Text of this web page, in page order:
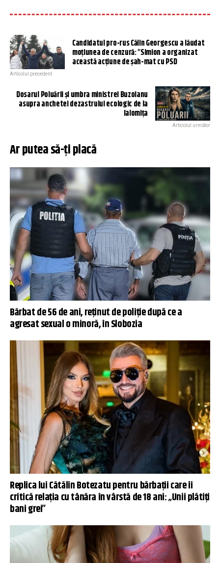
Candidatul pro-rus Călin Georgescu a lăudat
moțiunea de cenzură: ”Simion a organizat
această acțiune de șah-mat cu PSD
Articolul precedent
Dosarul Poluării și umbra ministrei Buzoianu
asupra anchetei dezastrului ecologic de la
Ialomița
Articolul următor
Ar putea să-ți placă
Bărbat de 56 de ani, reținut de poliție după ce a
agresat sexual o minoră, în Slobozia
Replica lui Cătălin Botezatu pentru bărbații care îi
critică relația cu tânăra în vârstă de 18 ani: „Unii plătiți
bani grei”